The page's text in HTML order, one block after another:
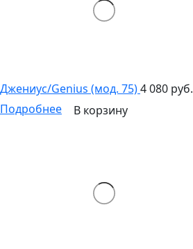
Джениус/Genius (мод. 75)4 080 руб.
Подробнее
В корзину